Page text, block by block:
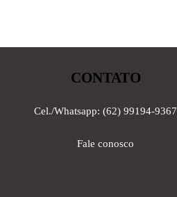
CONTATO
Cel./Whatsapp: (62) 99194-9367
Fale conosco